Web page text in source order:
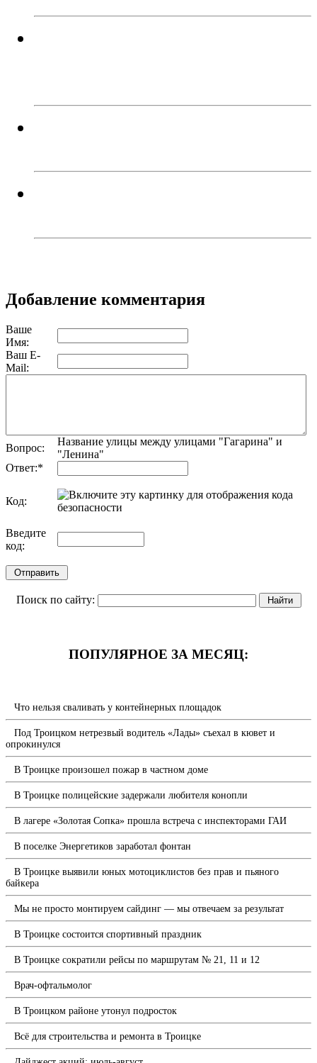
Добавление комментария
Ваше
Имя:
Ваш E-
Mail:
Вопрос:
Название улицы между улицами "Гагарина" и
"Ленина"
Ответ:*
Код:
Введите
код:
Поиск по сайту:
ПОПУЛЯРНОЕ ЗА МЕСЯЦ:
Что нельзя сваливать у контейнерных площадок
Под Троицком нетрезвый водитель «Лады» съехал в кювет и
опрокинулся
В Троицке произошел пожар в частном доме
В Троицке полицейские задержали любителя конопли
В лагере «Золотая Сопка» прошла встреча с инспекторами ГАИ
В поселке Энергетиков заработал фонтан
В Троицке выявили юных мотоциклистов без прав и пьяного
байкера
Мы не просто монтируем сайдинг — мы отвечаем за результат
В Троицке состоится спортивный праздник
В Троицке сократили рейсы по маршрутам № 21, 11 и 12
Врач-офтальмолог
В Троицком районе утонул подросток
Всё для строительства и ремонта в Троицке